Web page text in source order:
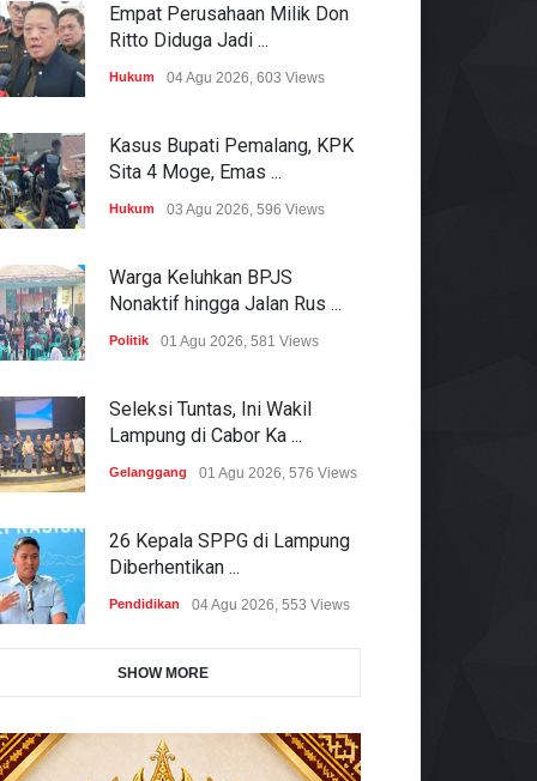
Empat Perusahaan Milik Don
Ritto Diduga Jadi ...
Hukum 04 Agu 2026, 603 Views
Kasus Bupati Pemalang, KPK
Sita 4 Moge, Emas ...
Hukum 03 Agu 2026, 596 Views
Warga Keluhkan BPJS
Nonaktif hingga Jalan Rus ...
Politik 01 Agu 2026, 581 Views
Seleksi Tuntas, Ini Wakil
Lampung di Cabor Ka ...
Gelanggang 01 Agu 2026, 576 Views
26 Kepala SPPG di Lampung
Diberhentikan ...
Pendidikan 04 Agu 2026, 553 Views
SHOW MORE